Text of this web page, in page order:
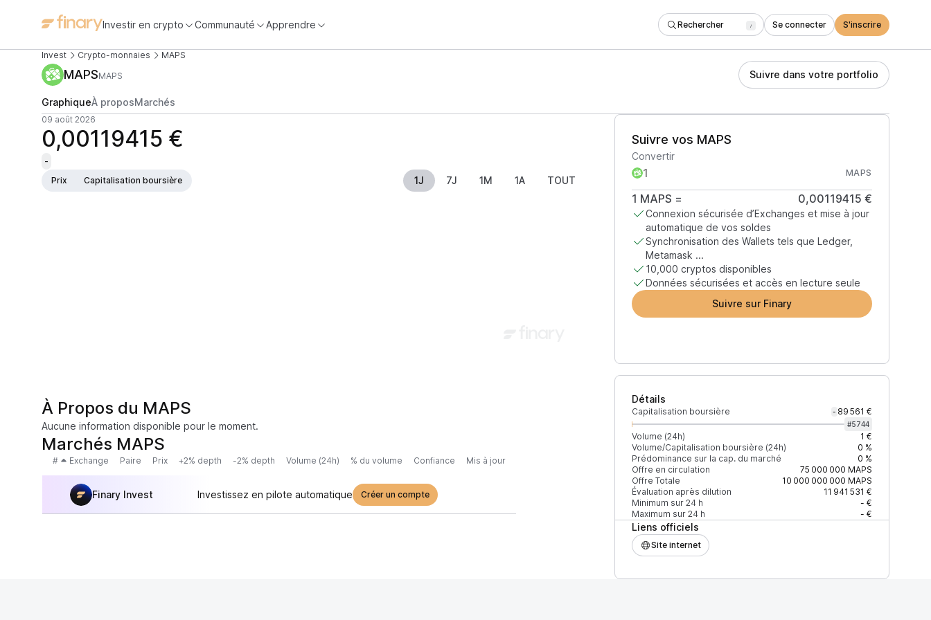
Investir en crypto Communauté Apprendre Rechercher / Se connecter S'inscrire
Invest Crypto-monnaies MAPS
MAPSMAPS Suivre dans votre portfolio
GraphiqueÀ proposMarchés
09 août 2026
0,00119415 €
-
Prix
Capitalisation boursière 1J 7J 1M 1A TOUT
Suivre vos MAPS
Convertir
MAPS
1 MAPS = 0,00119415 €
Connexion sécurisée d’Exchanges et mise à jour
automatique de vos soldes
Synchronisation des Wallets tels que Ledger,
Metamask ...
10,000 cryptos disponibles
Données sécurisées et accès en lecture seule
Suivre sur Finary
Détails
Capitalisation boursière - 89 561 €
#5744
Volume (24h)
1 €
Volume/Capitalisation boursière (24h)
0 %
Prédominance sur la cap. du marché
0 %
Offre en circulation
75 000 000 MAPS
Offre Totale
10 000 000 000 MAPS
Évaluation après dilution
11 941 531 €
Minimum sur 24 h
- €
Maximum sur 24 h
- €
Liens officiels
Site internet
À Propos du MAPS
Aucune information disponible pour le moment.
Marchés MAPS
# Exchange Paire Prix +2% depth -2% depth Volume (24h) % du volume Confiance Mis à jour
Finary Invest Investissez en pilote automatique Créer un compte